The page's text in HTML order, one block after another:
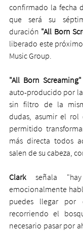
confirmado la fecha
que será su
duración "All Born
liberado este
Music Group.
"All Born Screaming"
auto-producido por
sin filtro de la
dudas, asumir el
permitido
más directa todos
salen de su cabeza,
Clark señala
emocionalmente
puedes llegar
recorriendo el
necesario pasar por